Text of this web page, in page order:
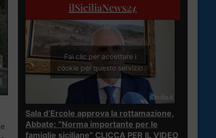
ilSiciliaNews24
Fai clic per accettare i
cookie per questo servizio
Sala d’Ercole approva la rottamazione,
Abbate: “Norma importante per le
famiglie siciliane” CLICCA PER IL VIDEO